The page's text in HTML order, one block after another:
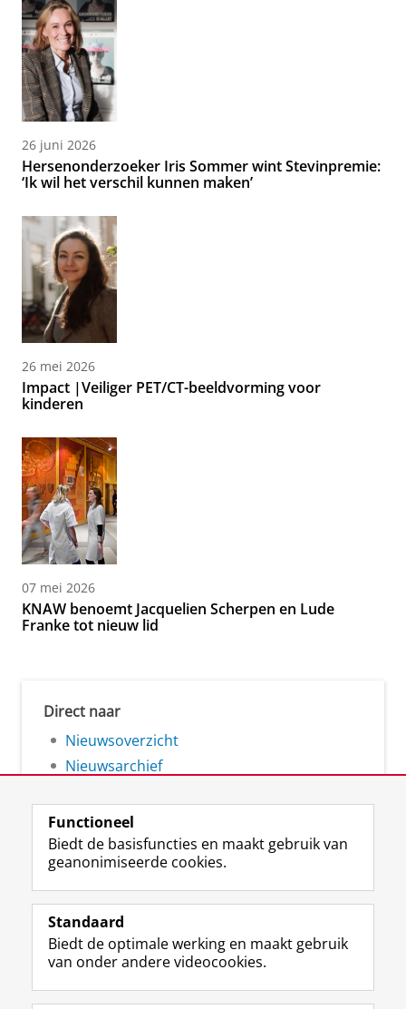
26 juni 2026
Hersenonderzoeker Iris Sommer wint Stevinpremie:
‘Ik wil het verschil kunnen maken’
26 mei 2026
Impact |Veiliger PET/CT-beeldvorming voor
kinderen
07 mei 2026
KNAW benoemt Jacquelien Scherpen en Lude
Franke tot nieuw lid
Direct naar
Nieuwsoverzicht
Nieuwsarchief
Volg de RUG
F
a
e
b
o
L
i
k
e
I
R
S
-
f
e
I
n
t
r
Y
o
T
e
Studiekiezers
Functioneel
Biedt de basisfuncties en maakt gebruik van
geanonimiseerde cookies.
Standaard
Biedt de optimale werking en maakt gebruik
van onder andere videocookies.